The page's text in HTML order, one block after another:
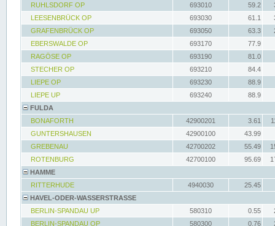
RUHLSDORF OP
693010 59.2
LEESENBRÜCK OP
693030 61.1
GRAFENBRÜCK OP
693050 63.3
EBERSWALDE OP
693170
77.9
RAGÖSE OP
693190
81.0
STECHER OP
693210
84.4
LIEPE OP
693230
88.9
LIEPE UP
693240
88.9
FULDA
BONAFORTH
42900201 3.61
GUNTERSHAUSEN
42900100
43.99
GREBENAU
42700202 55.49
ROTENBURG
42700100 95.69
HAMME
RITTERHUDE
4940030
25.45
HAVEL-ODER-WASSERSTRASSE
BERLIN-SPANDAU UP
580310 0.55
BERLIN-SPANDAU OP
580300 0.76